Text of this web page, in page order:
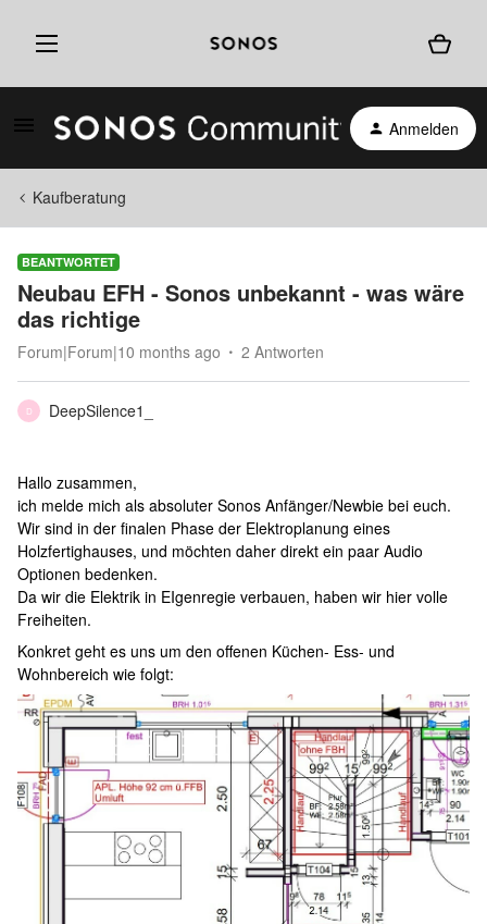
Anmelden
Kaufberatung
BEANTWORTET
Neubau EFH - Sonos unbekannt - was wäre
das richtige
Forum|Forum|10 months ago 2 Antworten
D DeepSilence1_
Hallo zusammen,
ich melde mich als absoluter Sonos Anfänger/Newbie bei euch.
Wir sind in der finalen Phase der Elektroplanung eines
Holzfertighauses, und möchten daher direkt ein paar Audio
Optionen bedenken.
Da wir die Elektrik in EIgenregie verbauen, haben wir hier volle
Freiheiten.
Konkret geht es uns um den offenen Küchen- Ess- und
Wohnbereich wie folgt: